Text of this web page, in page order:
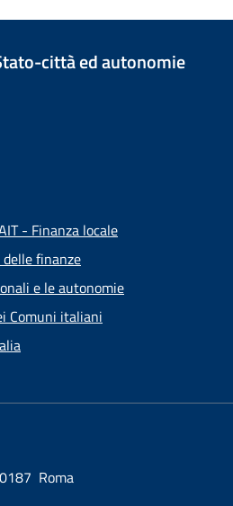
città ed autonomie
- Finanza locale
finanze
e le autonomie
Comuni italiani
Roma